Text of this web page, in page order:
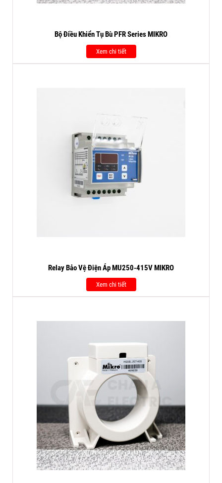
Bộ Điều Khiển Tụ Bù PFR Series MIKRO
Xem chi tiết
Relay Bảo Vệ Điện Áp MU250-415V MIKRO
Xem chi tiết